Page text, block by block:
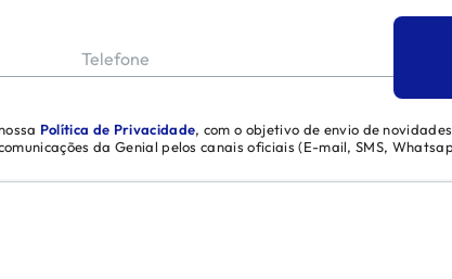
Telefone
Política de Privacidade, com o objetivo de envio de
da Genial pelos canais oficiais (E-mail, SMS,